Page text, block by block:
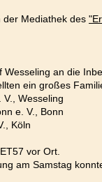
der Mediathek des
an die
ein großes
Wesseling
e. V., Bonn
Köln
vor Ort.
am Samstag